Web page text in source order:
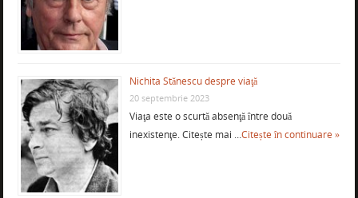
Nichita Stănescu despre viaţă
20 septembrie 2023
Viaţa este o scurtă absenţă între două
inexistenţe. Citește mai …Citește în continuare »